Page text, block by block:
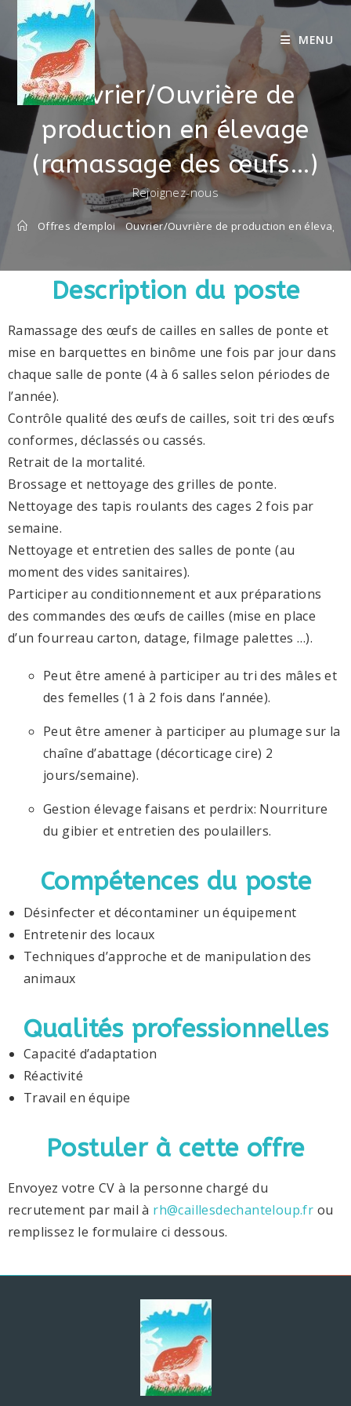
MENU
Ouvrier/Ouvrière de
production en élevage
(ramassage des œufs…)
Rejoignez-nous
Offres d’emploi Ouvrier/Ouvrière de production en
Description du poste
Ramassage des œufs de cailles en salles de ponte et
mise en barquettes en binôme une fois par jour dans
chaque salle de ponte (4 à 6 salles selon périodes de
l’année).
Contrôle qualité des œufs de cailles, soit tri des œufs
conformes, déclassés ou cassés.
Retrait de la mortalité.
Brossage et nettoyage des grilles de ponte.
Nettoyage des tapis roulants des cages 2 fois par
semaine.
Nettoyage et entretien des salles de ponte (au
moment des vides sanitaires).
Participer au conditionnement et aux préparations
des commandes des œufs de cailles (mise en place
d’un fourreau carton, datage, filmage palettes …).
Peut être amené à participer au tri des mâles et
des femelles (1 à 2 fois dans l’année).
Peut être amener à participer au plumage sur la
chaîne d’abattage (décorticage cire) 2
jours/semaine).
Gestion élevage faisans et perdrix: Nourriture
du gibier et entretien des poulaillers.
Compétences du poste
Désinfecter et décontaminer un équipement
Entretenir des locaux
Techniques d’approche et de manipulation des
animaux
Qualités professionnelles
Capacité d’adaptation
Réactivité
Travail en équipe
Postuler à cette offre
Envoyez votre CV à la personne chargé du
recrutement par mail à rh@caillesdechanteloup.fr ou
remplissez le formulaire ci dessous.